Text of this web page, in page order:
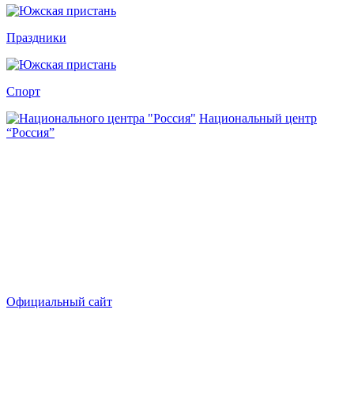
Праздники
Спорт
Национальный центр
“Россия”
Официальный сайт